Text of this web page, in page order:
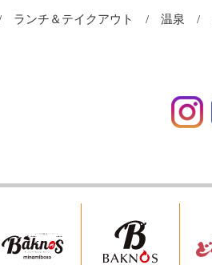
ランチ＆テイクアウト 温泉